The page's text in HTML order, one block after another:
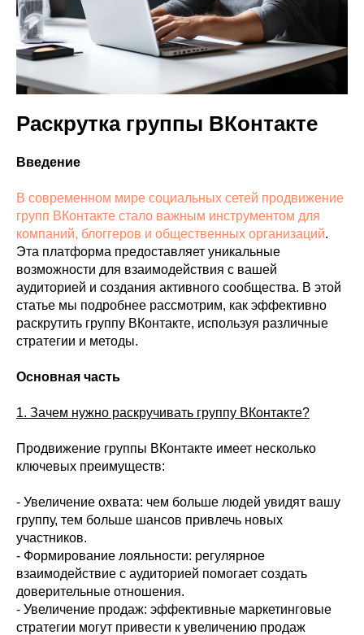
Раскрутка группы ВКонтакте
Введение
В современном мире социальных сетей продвижение
групп ВКонтакте стало важным инструментом для
компаний, блоггеров и общественных организаций.
Эта платформа предоставляет уникальные
возможности для взаимодействия с вашей
аудиторией и создания активного сообщества. В этой
статье мы подробнее рассмотрим, как эффективно
раскрутить группу ВКонтакте, используя различные
стратегии и методы.
Основная часть
1. Зачем нужно раскручивать группу ВКонтакте?
Продвижение группы ВКонтакте имеет несколько
ключевых преимуществ:
- Увеличение охвата: чем больше людей увидят вашу
группу, тем больше шансов привлечь новых
участников.
- Формирование лояльности: регулярное
взаимодействие с аудиторией помогает создать
доверительные отношения.
- Увеличение продаж: эффективные маркетинговые
стратегии могут привести к увеличению продаж